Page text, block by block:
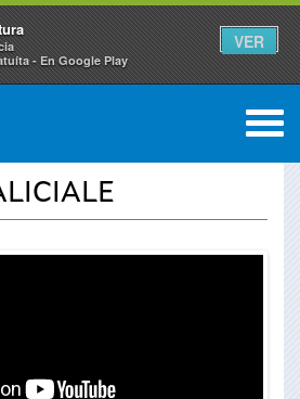
- En Google Play
VER
0